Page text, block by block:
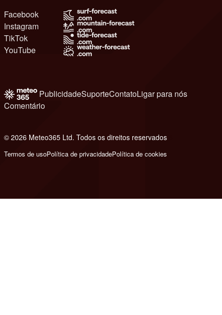
Facebook
Instagram
TikTok
YouTube
PublicidadeSuporteContatoLigar para nós
Comentário
© 2026 Meteo365 Ltd. Todos os direitos reservados
Termos de usoPolítica de privacidadePolítica de cookies